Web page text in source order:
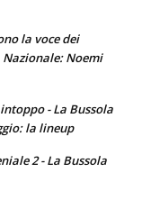
la voce dei
Nazionale: Noemi
- La Bussola
la lineup
2 - La Bussola